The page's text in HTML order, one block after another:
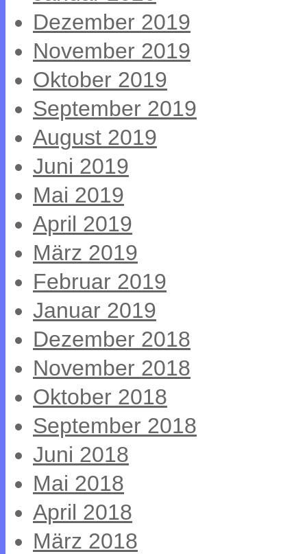
Dezember 2019
November 2019
Oktober 2019
September 2019
August 2019
Juni 2019
Mai 2019
April 2019
März 2019
Februar 2019
Januar 2019
Dezember 2018
November 2018
Oktober 2018
September 2018
Juni 2018
Mai 2018
April 2018
März 2018